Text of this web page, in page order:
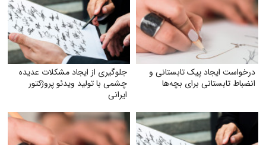
درخواست ایجاد پیک تابستانی و
انضباط تابستانی برای بچه‌ها
جلوگیری از ایجاد مشکلات عدیده
چشمی با تولید ویدئو پروژکتور
ایرانی